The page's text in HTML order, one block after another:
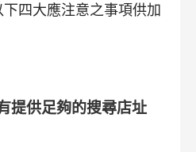
四大應注意之事項供加
提供足夠的搜尋店址